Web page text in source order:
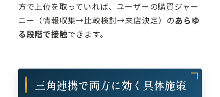
方で上位を取っていれば、ユーザーの購買ジャー
ニー（情報収集→比較検討→来店決定）のあらゆ
る段階で接触できます。
三角連携で両方に効く具体施策